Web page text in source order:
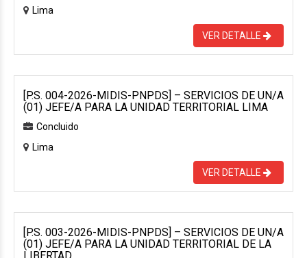
Lima
VER DETALLE
[P.S. 004-2026-MIDIS-PNPDS] – SERVICIOS DE UN/A
(01) JEFE/A PARA LA UNIDAD TERRITORIAL LIMA
Concluido
Lima
VER DETALLE
[P.S. 003-2026-MIDIS-PNPDS] – SERVICIOS DE UN/A
(01) JEFE/A PARA LA UNIDAD TERRITORIAL DE LA